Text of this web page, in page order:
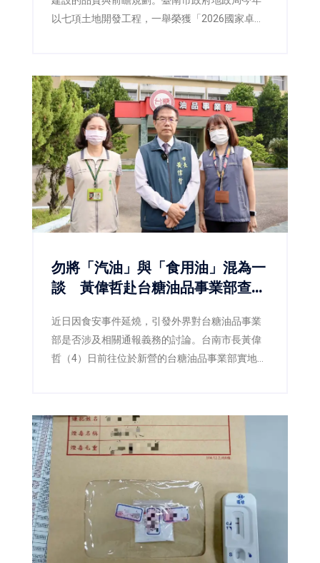
以七項土地開發工程，一舉榮獲「2026國家卓越
不僅展現臺南在土地開發、都市設計與工程品質
上的卓越成果，也反映市府持續推動宜居城市、
韌性城市與永續發展的具體成效。
勿將「汽油」與「食用油」混為一
談 黃偉哲赴台糖油品事業部查
近日因食安事件延燒，引發外界對台糖油品事業
部是否涉及相關通報義務的討論。台南市長黃偉
哲（4）日前往位於新營的台糖油品事業部實地訪
常食用油品並無關聯，現場也再次釐清「此油非
彼油」，避免錯誤資訊持續擴散。